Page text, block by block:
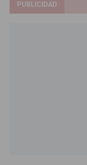
PUBLICIDAD